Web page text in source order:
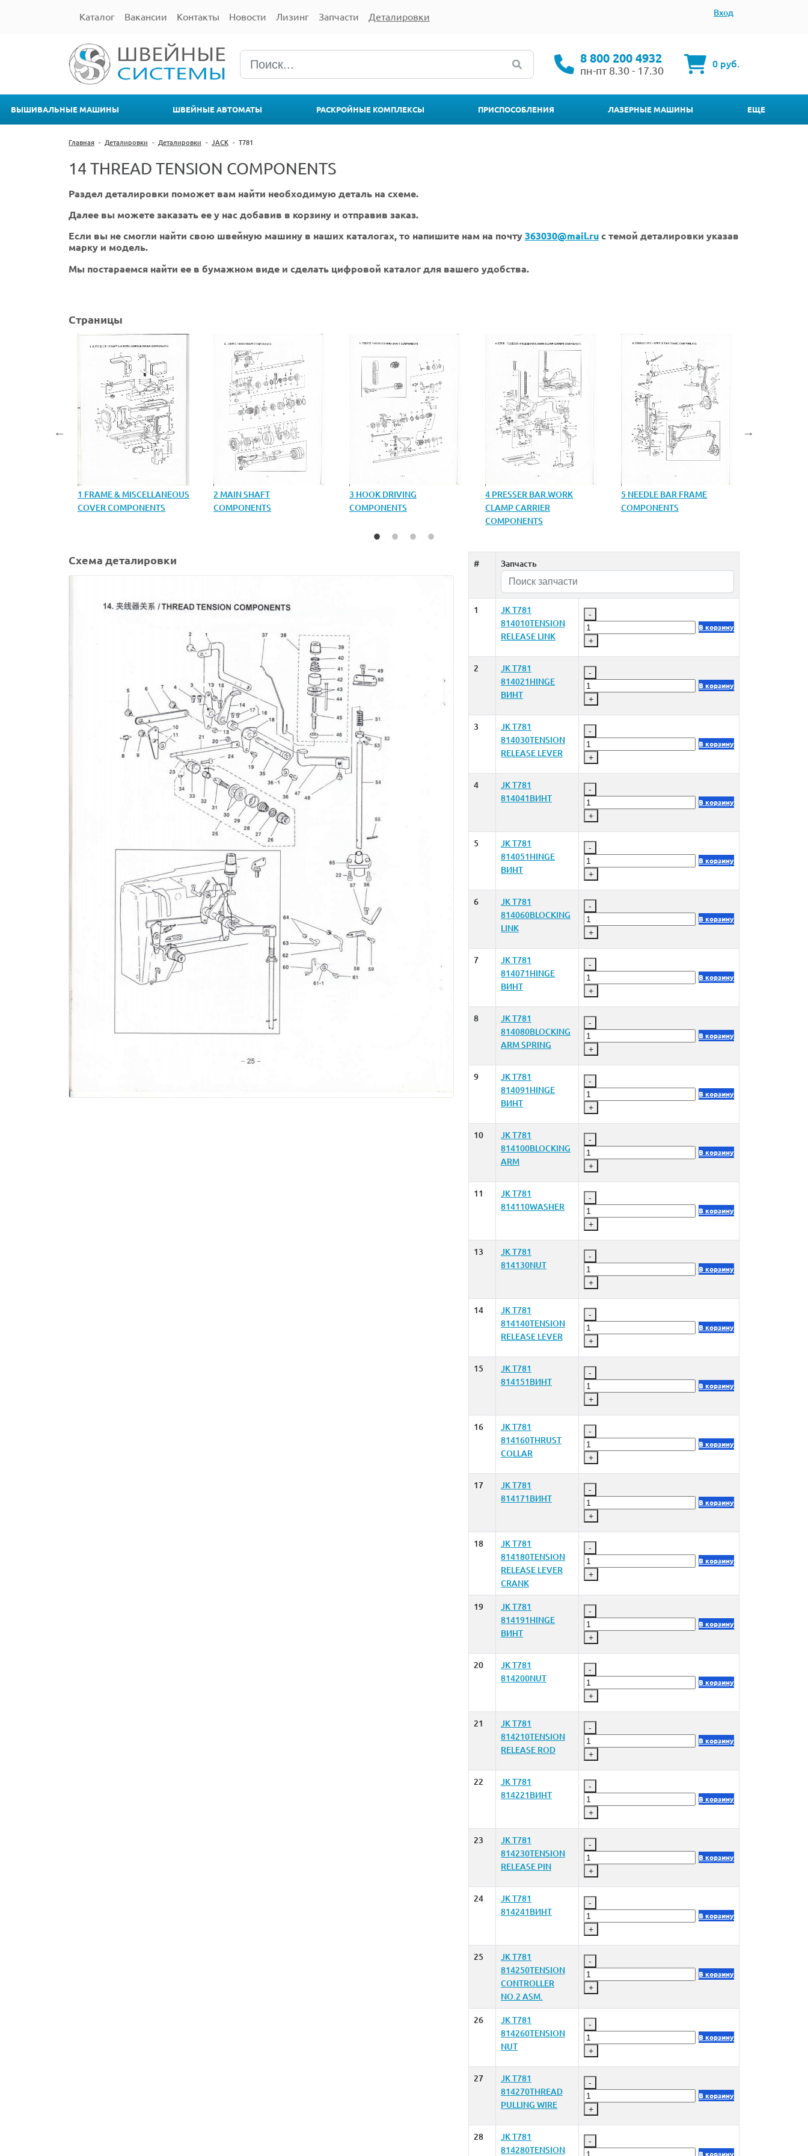
Каталог Вакансии Контакты Новости Лизинг Запчасти Деталировки Вход
8 800 200 4932
пн-пт 8.30 - 17.30
0 руб.
ВЫШИВАЛЬНЫЕ МАШИНЫ ШВЕЙНЫЕ АВТОМАТЫ РАСКРОЙНЫЕ КОМПЛЕКСЫ ПРИСПОСОБЛЕНИЯ ЛАЗЕРНЫЕ МАШИНЫ ЕЩЕ
Главная - Деталировки - Деталировки - JACK - T781
14 THREAD TENSION COMPONENTS
Раздел деталировки поможет вам найти необходимую деталь на схеме.
Далее вы можете заказать ее у нас добавив в корзину и отправив заказ.
Если вы не смогли найти свою швейную машину в наших каталогах, то напишите нам на почту 363030@mail.ru с темой деталировки указав
марку и модель.
Мы постараемся найти ее в бумажном виде и сделать цифровой каталог для вашего удобства.
Страницы
1 FRAME & MISCELLANEOUS
COVER COMPONENTS
2 MAIN SHAFT
COMPONENTS
3 HOOK DRIVING
COMPONENTS
4 PRESSER BAR.WORK
CLAMP CARRIER
COMPONENTS
5 NEEDLE BAR FRAME
COMPONENTS
Схема деталировки # Запчасть
1
JK T781
814010TENSION
RELEASE LINK
-
+
В корзину
2
JK T781
814021HINGE
ВИНТ
-
+
В корзину
3
JK T781
814030TENSION
RELEASE LEVER
-
+
В корзину
4
JK T781
814041ВИНТ
-
+
В корзину
5
JK T781
814051HINGE
ВИНТ
-
+
В корзину
6
JK T781
814060BLOCKING
LINK
-
+
В корзину
7
JK T781
814071HINGE
ВИНТ
-
+
В корзину
8
JK T781
814080BLOCKING
ARM SPRING
-
+
В корзину
9
JK T781
814091HINGE
ВИНТ
-
+
В корзину
10
JK T781
814100BLOCKING
ARM
-
+
В корзину
11
JK T781
814110WASHER
-
+
В корзину
13
JK T781
814130NUT
-
+
В корзину
14
JK T781
814140TENSION
RELEASE LEVER
-
+
В корзину
15
JK T781
814151ВИНТ
-
+
В корзину
16
JK T781
814160THRUST
COLLAR
-
+
В корзину
17
JK T781
814171ВИНТ
-
+
В корзину
18
JK T781
814180TENSION
RELEASE LEVER
CRANK
-
+
В корзину
19
JK T781
814191HINGE
ВИНТ
-
+
В корзину
20
JK T781
814200NUT
-
+
В корзину
21
JK T781
814210TENSION
RELEASE ROD
-
+
В корзину
22
JK T781
814221ВИНТ
-
+
В корзину
23
JK T781
814230TENSION
RELEASE PIN
-
+
В корзину
24
JK T781
814241ВИНТ
-
+
В корзину
25
JK T781
814250TENSION
CONTROLLER
NO.2 ASM.
-
+
В корзину
26
JK T781
814260TENSION
NUT
-
+
В корзину
27
JK T781
814270THREAD
PULLING WIRE
-
+
В корзину
28
JK T781
814280TENSION
-
В корзину